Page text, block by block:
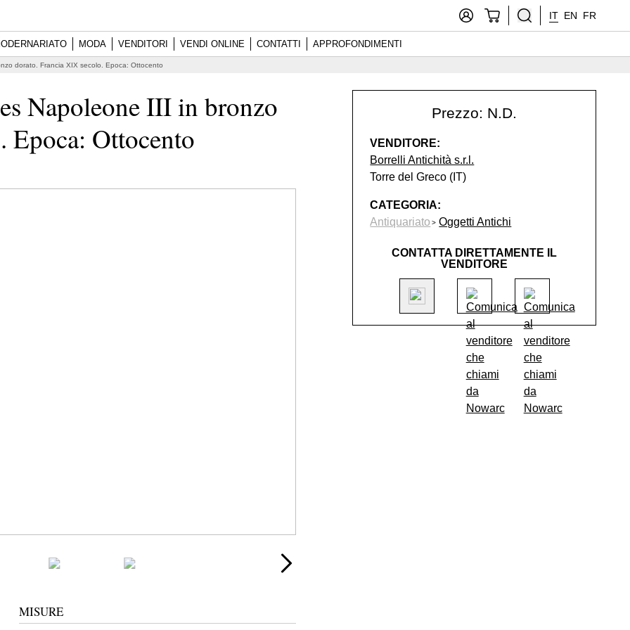
IT EN FR
MODA VENDITORI VENDI ONLINE CONTATTI APPROFONDIMENTI
dorato. Francia XIX secolo. Epoca: Ottocento
Napoleone III in bronzo
Epoca: Ottocento
MISURE
Prezzo: N.D.
VENDITORE:
Borrelli Antichità s.r.l.
Torre del Greco (IT)
CATEGORIA:
Antiquariato
Oggetti Antichi
CONTATTA DIRETTAMENTE IL
VENDITORE